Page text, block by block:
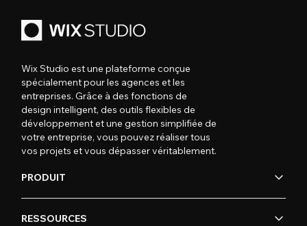
Wix Studio est une plateforme conçue
spécialement pour les agences et les
entreprises. Grâce à des fonctions de
design intelligent, des outils flexibles de
développement et une gestion simplifiée de
votre entreprise, vous pouvez réaliser tous
vos projets et vous dépasser véritablement.
PRODUIT
RESSOURCES